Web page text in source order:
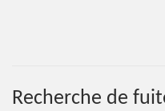
Recherche de